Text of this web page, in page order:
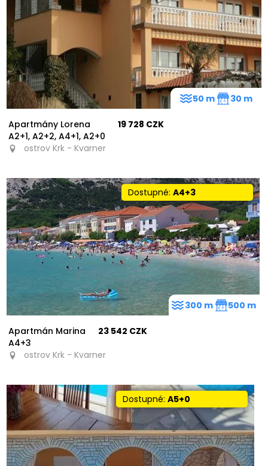
11
Apartmány Lorena
A2+1, A2+2, A4+1, A2+0
19 728 CZK
ostrov Krk - Kvarner
50 m 30 m
Dostupné: A4+3
Apartmán Marina
A4+3
23 542 CZK
ostrov Krk - Kvarner
300 m 500 m
Dostupné: A5+0